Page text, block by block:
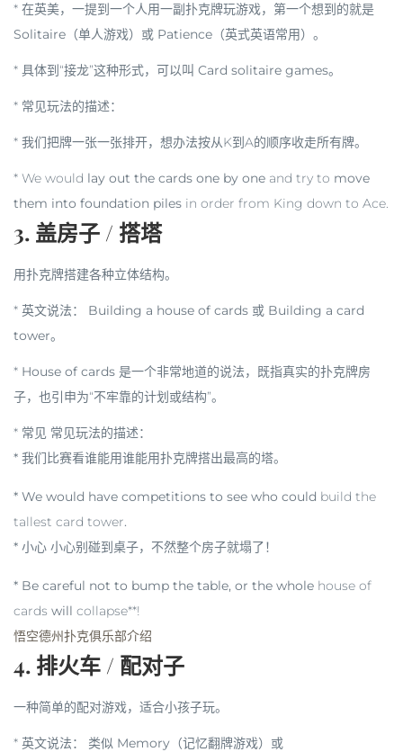
* 在英美，一提到一个人用一副扑克牌玩游戏，第一个想到的就是
Solitaire （单人游戏）或 Patience （英式英语常用）。
* 具体到“接龙”这种形式，可以叫 Card solitaire games。
* 常见玩法的描述：
* 我们把牌一张一张排开，想办法按从K到A的顺序收走所有牌。
* We would lay out the cards one by one and try to move
them into foundation piles in order from King down to Ace.
3. 盖房子 / 搭塔
用扑克牌搭建各种立体结构。
* 英文说法： Building a house of cards 或 Building a card
tower。
* House of cards 是一个非常地道的说法，既指真实的扑克牌房
子，也引申为“不牢靠的计划或结构”。
* 常见 常见玩法的描述：
* 我们比赛看谁能用谁能用扑克牌搭出最高的塔。
* We would have competitions to see who could build the
tallest card tower.
* 小心 小心别碰到桌子，不然整个房子就塌了！
* Be careful not to bump the table, or the whole house of
cards will collapse**!
悟空德州扑克俱乐部介绍
4. 排火车 / 配对子
一种简单的配对游戏，适合小孩子玩。
* 英文说法： 类似 Memory （记忆翻牌游戏）或